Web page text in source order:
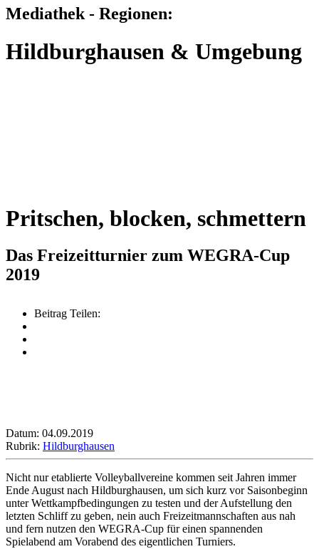
Mediathek - Regionen:
Hildburghausen & Umgebung
Pritschen, blocken, schmettern
Das Freizeitturnier zum WEGRA-Cup
2019
Beitrag Teilen:
Datum: 04.09.2019
Rubrik: Hildburghausen
Nicht nur etablierte Volleyballvereine kommen seit Jahren immer
Ende August nach Hildburghausen, um sich kurz vor Saisonbeginn
unter Wettkampfbedingungen zu testen und der Aufstellung den
letzten Schliff zu geben, nein auch Freizeitmannschaften aus nah
und fern nutzen den WEGRA-Cup für einen spannenden
Spielabend am Vorabend des eigentlichen Turniers.